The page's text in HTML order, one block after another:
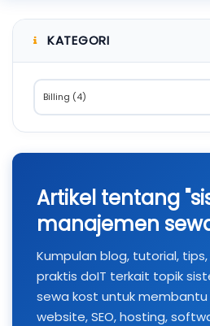
KATEGORI
Artikel tentang
manajemen
Kumpulan blog, tutorial,
praktis doIT terkait topik
sewa kost untuk
website, SEO, hosting,